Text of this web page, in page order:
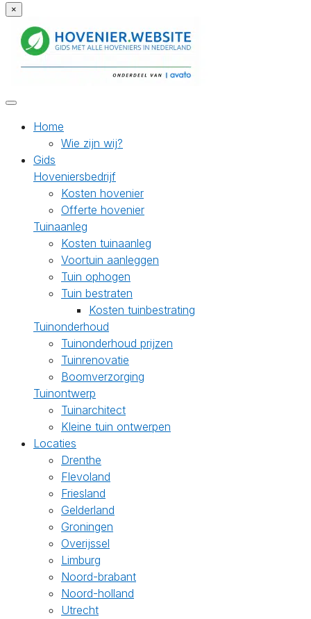
×
Home
Wie zijn wij?
Gids
Hoveniersbedrijf
Kosten hovenier
Offerte hovenier
Tuinaanleg
Kosten tuinaanleg
Voortuin aanleggen
Tuin ophogen
Tuin bestraten
Kosten tuinbestrating
Tuinonderhoud
Tuinonderhoud prijzen
Tuinrenovatie
Boomverzorging
Tuinontwerp
Tuinarchitect
Kleine tuin ontwerpen
Locaties
Drenthe
Flevoland
Friesland
Gelderland
Groningen
Overijssel
Limburg
Noord-brabant
Noord-holland
Utrecht